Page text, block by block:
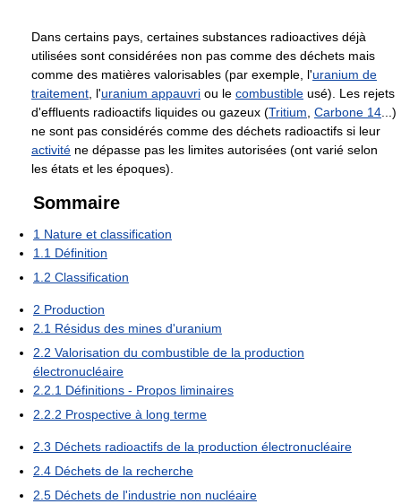
Dans certains pays, certaines substances radioactives déjà
utilisées sont considérées non pas comme des déchets mais
comme des matières valorisables (par exemple, l'uranium de
traitement, l'uranium appauvri ou le combustible usé). Les rejets
d'effluents radioactifs liquides ou gazeux (Tritium, Carbone 14...)
ne sont pas considérés comme des déchets radioactifs si leur
activité ne dépasse pas les limites autorisées (ont varié selon
les états et les époques).
Sommaire
1 Nature et classification
1.1 Définition
1.2 Classification
2 Production
2.1 Résidus des mines d'uranium
2.2 Valorisation du combustible de la production
électronucléaire
2.2.1 Définitions - Propos liminaires
2.2.2 Prospective à long terme
2.3 Déchets radioactifs de la production électronucléaire
2.4 Déchets de la recherche
2.5 Déchets de l'industrie non nucléaire